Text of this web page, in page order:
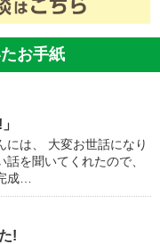
お手紙
には、 大変お世話になり
を聞いてくれたので、
成…
!